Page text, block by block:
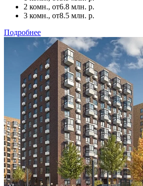
2 комн., от6.8 млн. р.
3 комн., от8.5 млн. р.
Подробнее